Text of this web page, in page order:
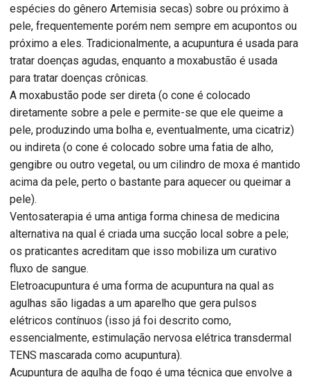
espécies do gênero Artemisia secas) sobre ou próximo à
pele, frequentemente porém nem sempre em acupontos ou
próximo a eles. Tradicionalmente, a acupuntura é usada para
tratar doenças agudas, enquanto a moxabustão é usada
para tratar doenças crônicas.
A moxabustão pode ser direta (o cone é colocado
diretamente sobre a pele e permite-se que ele queime a
pele, produzindo uma bolha e, eventualmente, uma cicatriz)
ou indireta (o cone é colocado sobre uma fatia de alho,
gengibre ou outro vegetal, ou um cilindro de moxa é mantido
acima da pele, perto o bastante para aquecer ou queimar a
pele).
Ventosaterapia é uma antiga forma chinesa de medicina
alternativa na qual é criada uma sucção local sobre a pele;
os praticantes acreditam que isso mobiliza um curativo
fluxo de sangue.
Eletroacupuntura é uma forma de acupuntura na qual as
agulhas são ligadas a um aparelho que gera pulsos
elétricos contínuos (isso já foi descrito como,
essencialmente, estimulação nervosa elétrica transdermal
TENS mascarada como acupuntura).
Acupuntura de agulha de fogo é uma técnica que envolve a